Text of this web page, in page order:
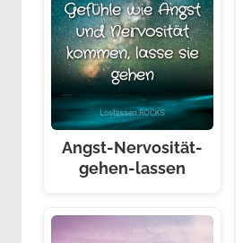
Angst-Nervosität-
gehen-lassen